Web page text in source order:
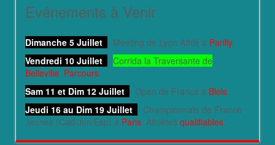
Evénements à Venir
Dimanche 5 Juillet - Meeting de Lyon Athlé à Parilly.
Vendredi 10 Juillet - Corrida la Traversante de
Belleville. Parcours.
Sam 11 et Dim 12 Juillet - Open de France à Blois.
Jeudi 16 au Dim 19 Juillet - Championnats de France
Jeunes (Cad/Jun/Esp) à Paris. Athlètes qualifiables.